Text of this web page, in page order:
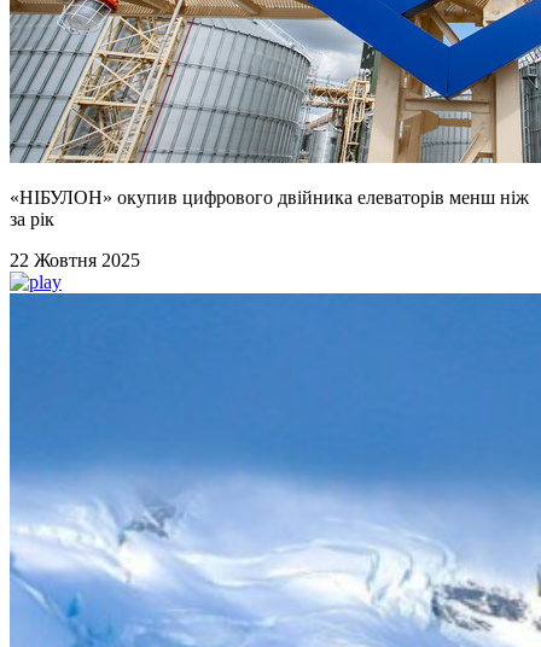
«НІБУЛОН» окупив цифрового двійника елеваторів менш ніж
за рік
22 Жовтня 2025